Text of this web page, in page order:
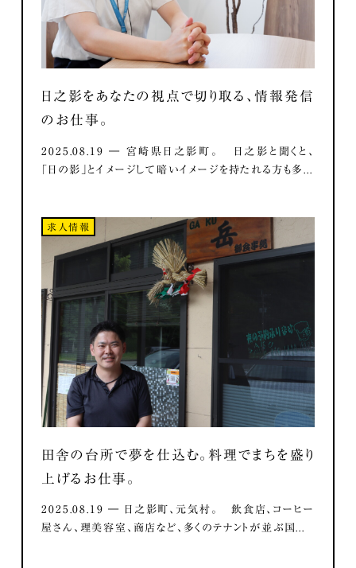
日之影をあなたの視点で切り取る、情報発信
のお仕事。
2025.08.19 ― 宮崎県日之影町。 日之影と聞くと、
「日の影」とイメージして暗いイメージを持たれる方も多...
求人情報
田舎の台所で夢を仕込む。料理でまちを盛り
上げるお仕事。
2025.08.19 ― 日之影町、元気村。 飲食店、コーヒー
屋さん、理美容室、商店など、多くのテナントが並ぶ国...